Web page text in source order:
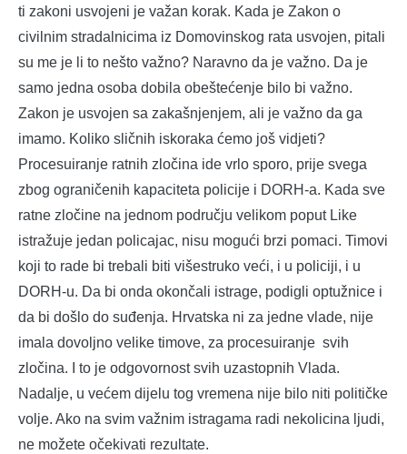
ti zakoni usvojeni je važan korak. Kada je Zakon o
civilnim stradalnicima iz Domovinskog rata usvojen, pitali
su me je li to nešto važno? Naravno da je važno. Da je
samo jedna osoba dobila obeštećenje bilo bi važno.
Zakon je usvojen sa zakašnjenjem, ali je važno da ga
imamo. Koliko sličnih iskoraka ćemo još vidjeti?
Procesuiranje ratnih zločina ide vrlo sporo, prije svega
zbog ograničenih kapaciteta policije i DORH-a. Kada sve
ratne zločine na jednom području velikom poput Like
istražuje jedan policajac, nisu mogući brzi pomaci. Timovi
koji to rade bi trebali biti višestruko veći, i u policiji, i u
DORH-u. Da bi onda okončali istrage, podigli optužnice i
da bi došlo do suđenja. Hrvatska ni za jedne vlade, nije
imala dovoljno velike timove, za procesuiranje svih
zločina. I to je odgovornost svih uzastopnih Vlada.
Nadalje, u većem dijelu tog vremena nije bilo niti političke
volje. Ako na svim važnim istragama radi nekolicina ljudi,
ne možete očekivati rezultate.